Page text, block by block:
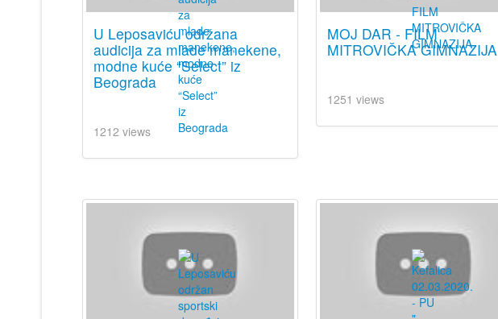
U Leposaviću održana
audicija za mlade manekene,
modne kuće “Select” iz
Beograda
1212 views
MOJ DAR - FILM
MITROVIČKA GIMNAZIJA
1251 views